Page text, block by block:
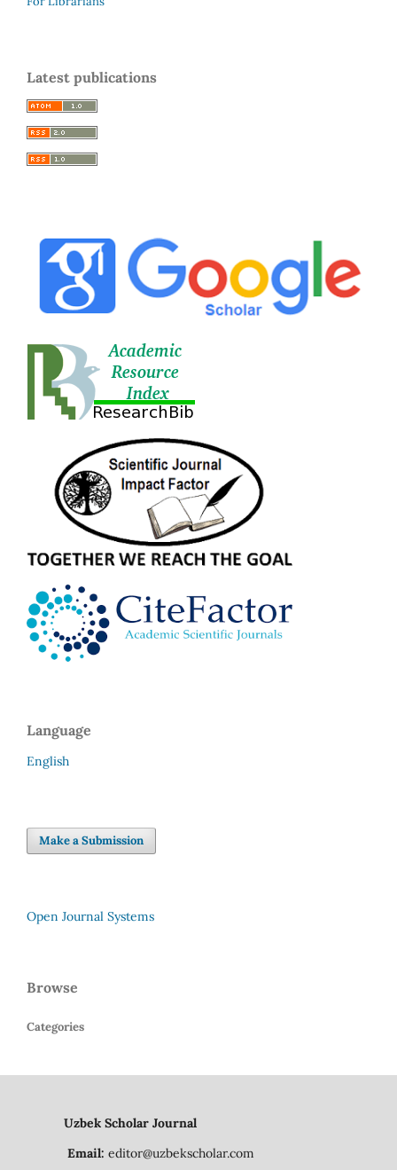
Latest publications
Language
English
Make a Submission
Open Journal Systems
Browse
Categories
Uzbek Scholar Journal
Email: editor@uzbekscholar.com